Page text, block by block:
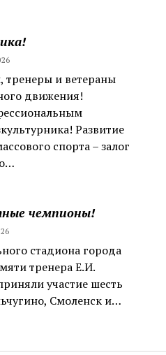
и ветераны
движения!
Развитие
спорта – залог
чемпионы!
стадиона города
тренера Е.И.
участие шесть
Смоленск и…